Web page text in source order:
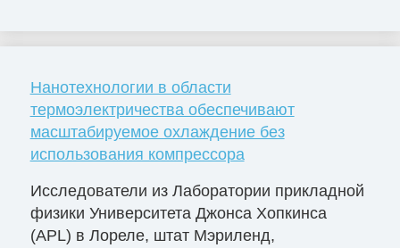
Нанотехнологии в области
термоэлектричества обеспечивают
масштабируемое охлаждение без
использования компрессора
Исследователи из Лаборатории прикладной
физики Университета Джонса Хопкинса
(APL) в Лореле, штат Мэриленд,